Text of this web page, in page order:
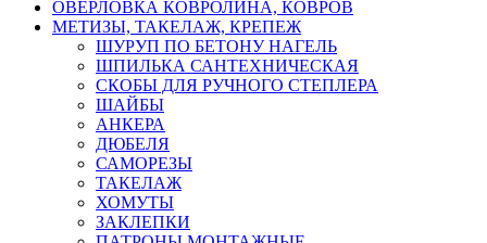
ОВЕРЛОВКА КОВРОЛИНА, КОВРОВ
МЕТИЗЫ, ТАКЕЛАЖ, КРЕПЕЖ
ШУРУП ПО БЕТОНУ НАГЕЛЬ
ШПИЛЬКА САНТЕХНИЧЕСКАЯ
СКОБЫ ДЛЯ РУЧНОГО СТЕПЛЕРА
ШАЙБЫ
АНКЕРА
ДЮБЕЛЯ
САМОРЕЗЫ
ТАКЕЛАЖ
ХОМУТЫ
ЗАКЛЕПКИ